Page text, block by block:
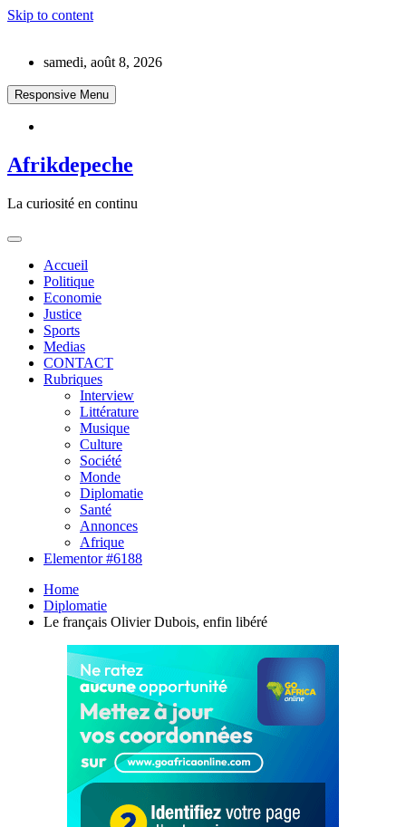
Skip to content
samedi, août 8, 2026
Responsive Menu
Afrikdepeche
La curiosité en continu
Accueil
Politique
Economie
Justice
Sports
Medias
CONTACT
Rubriques
Interview
Littérature
Musique
Culture
Société
Monde
Diplomatie
Santé
Annonces
Afrique
Elementor #6188
Home
Diplomatie
Le français Olivier Dubois, enfin libéré